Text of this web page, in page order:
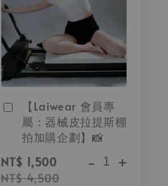
【Laiwear 會員專
屬：器械皮拉提斯棚
拍加購企劃】📸
NT$ 1,500
NT$ 4,500
- +